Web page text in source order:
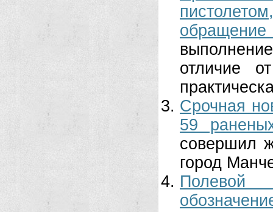
отличие
Срочная
59
совершил
город
Полевой